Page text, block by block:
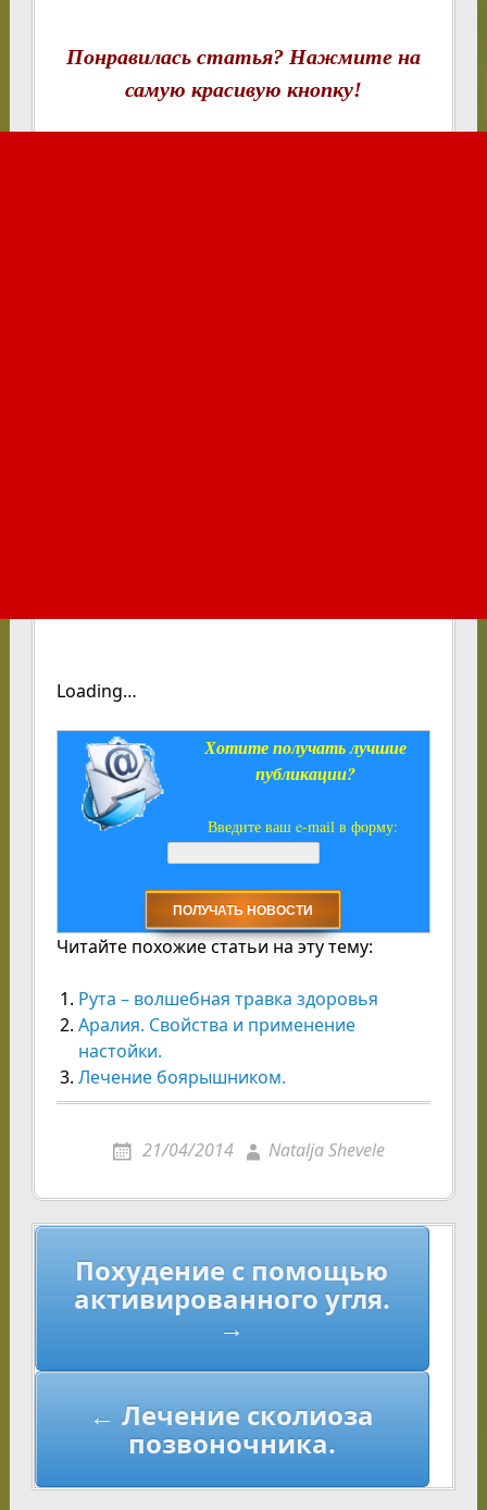
Понравилась статья? Нажмите на
самую красивую кнопку!
Loading…
Хотите получать лучшие
публикации?
Введите ваш e-mail в форму:
Читайте похожие статьи на эту тему:
Рута – волшебная травка здоровья
Аралия. Свойства и применение
настойки.
Лечение боярышником.
21/04/2014 Natalja Shevele
Навигация
записям
Похудение с помощью
активированного угля.
→
← Лечение сколиоза
позвоночника.